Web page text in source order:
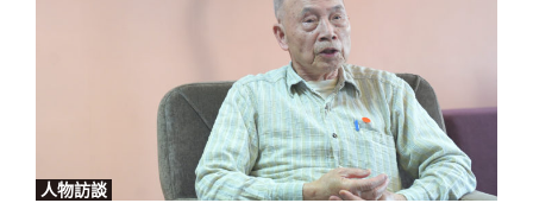
人物訪談